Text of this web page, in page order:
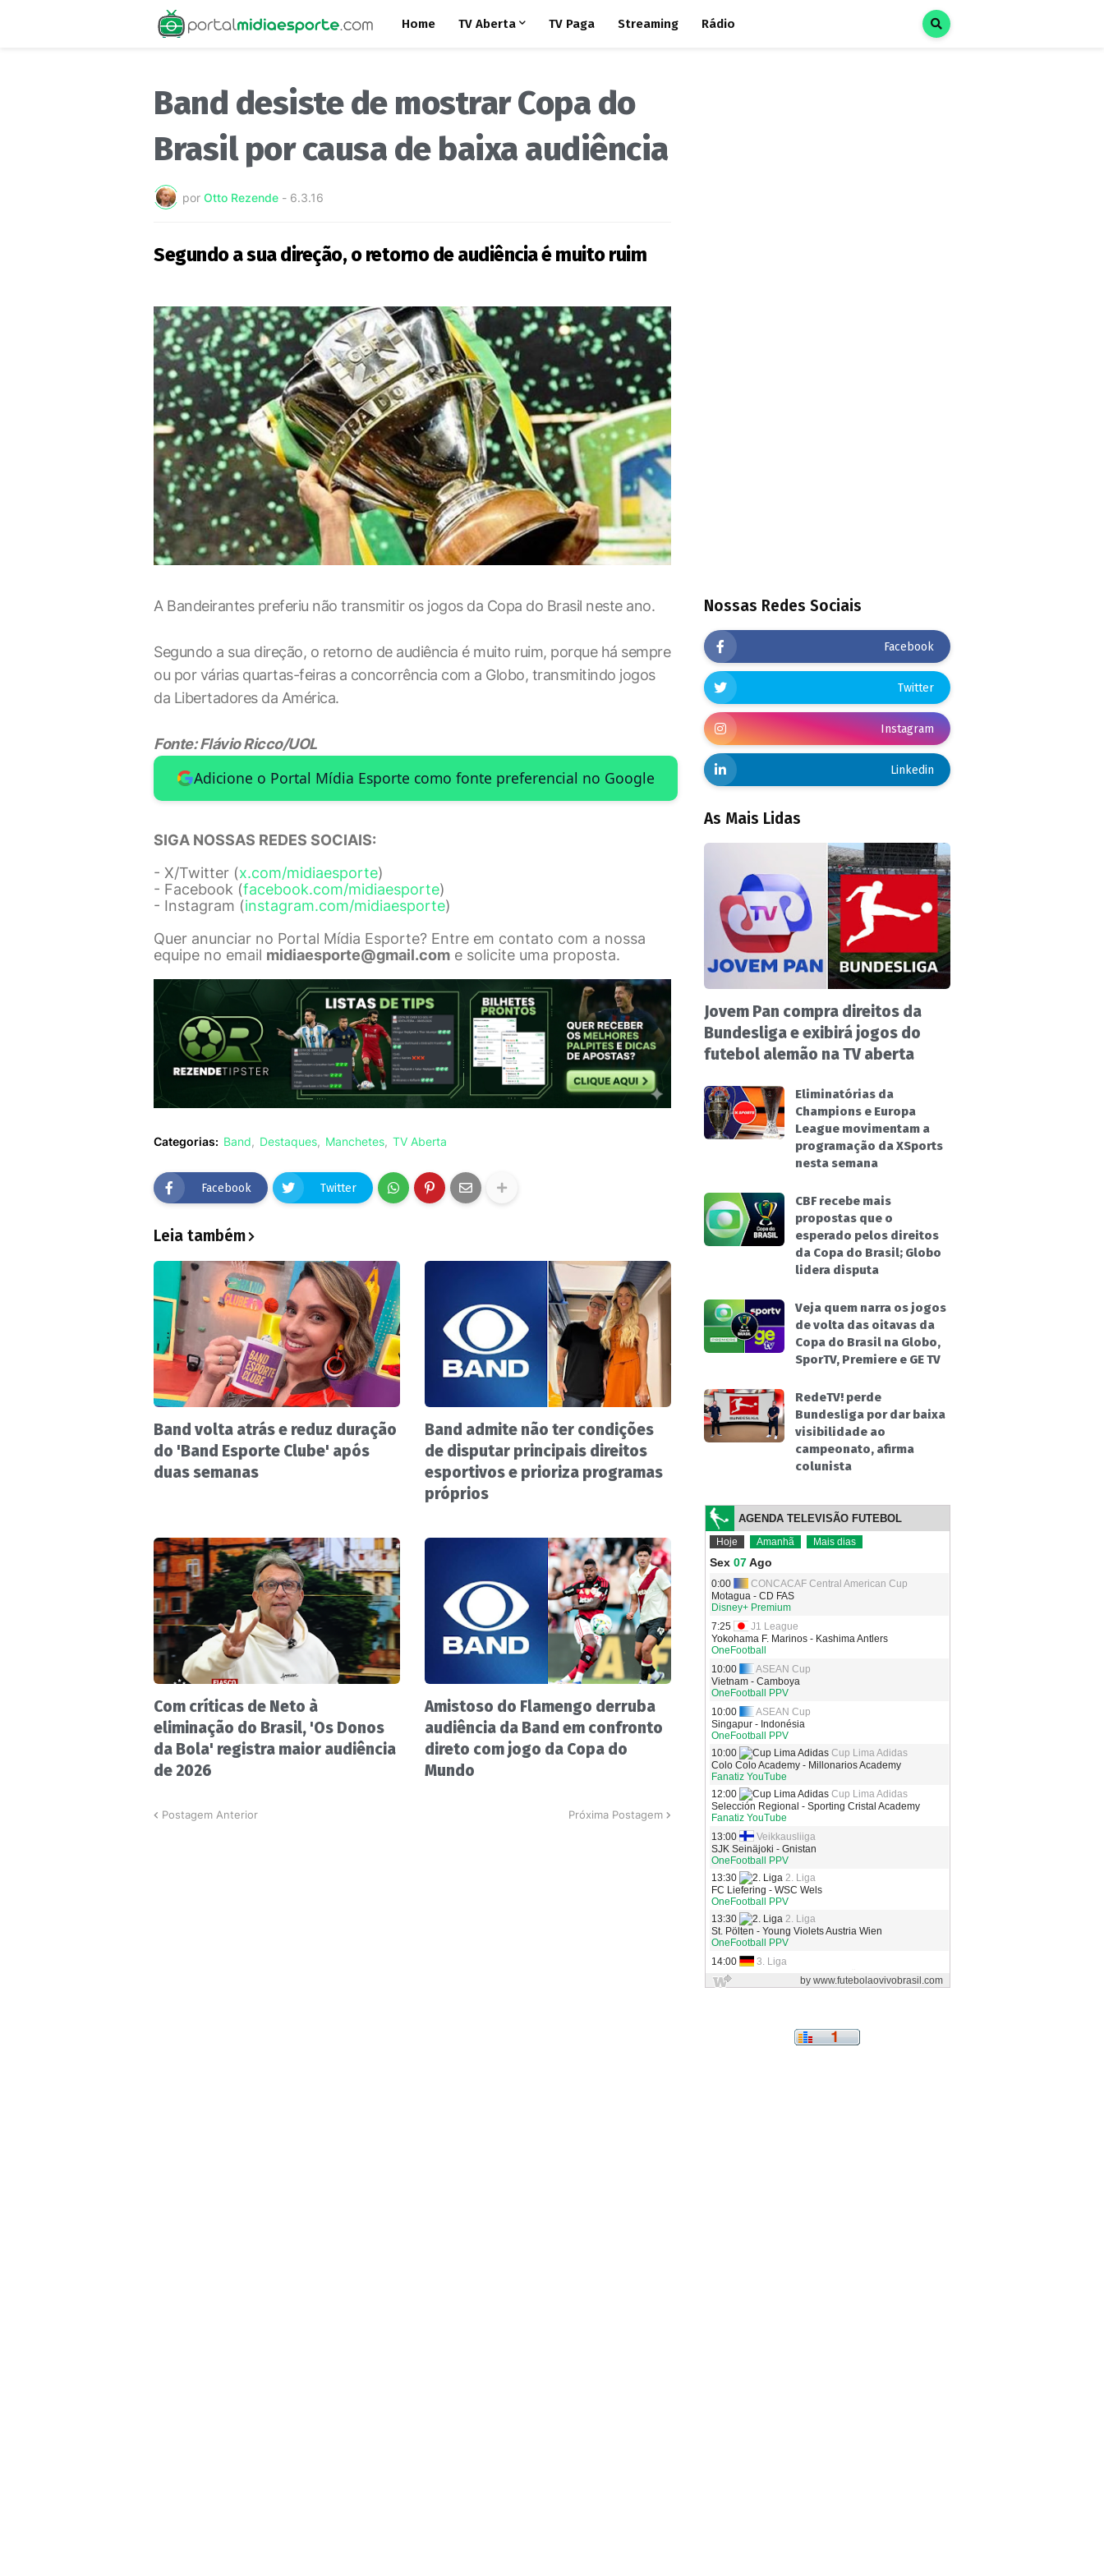
Home TV Aberta TV Paga Streaming Rádio
Band desiste de mostrar Copa do
Brasil por causa de baixa audiência
por Otto Rezende - 6.3.16
Segundo a sua direção, o retorno de audiência é muito ruim
A Bandeirantes preferiu não transmitir os jogos da Copa do Brasil neste ano.
Segundo a sua direção, o retorno de audiência é muito ruim, porque há sempre
ou por várias quartas-feiras a concorrência com a Globo, transmitindo jogos
da Libertadores da América.
Fonte: Flávio Ricco/UOL
Adicione o Portal Mídia Esporte como fonte preferencial no Google
SIGA NOSSAS REDES SOCIAIS:
- X/Twitter (x.com/midiaesporte)
- Facebook (facebook.com/midiaesporte)
- Instagram (instagram.com/midiaesporte)
Quer anunciar no Portal Mídia Esporte? Entre em contato com a nossa
equipe no email midiaesporte@gmail.com e solicite uma proposta.
Categorias: Band Destaques Manchetes TV Aberta
Facebook Twitter
Leia também
Band volta atrás e reduz duração
do 'Band Esporte Clube' após
duas semanas
Band admite não ter condições
de disputar principais direitos
esportivos e prioriza programas
próprios
Com críticas de Neto à
eliminação do Brasil, 'Os Donos
da Bola' registra maior audiência
de 2026
Amistoso do Flamengo derruba
audiência da Band em confronto
direto com jogo da Copa do
Mundo
Postagem Anterior Próxima Postagem
Nossas Redes Sociais
Facebook
Twitter
Instagram
Linkedin
As Mais Lidas
Jovem Pan compra direitos da
Bundesliga e exibirá jogos do
futebol alemão na TV aberta
Eliminatórias da
Champions e Europa
League movimentam a
programação da XSports
nesta semana
CBF recebe mais
propostas que o
esperado pelos direitos
da Copa do Brasil; Globo
lidera disputa
Veja quem narra os jogos
de volta das oitavas da
Copa do Brasil na Globo,
SporTV, Premiere e GE TV
RedeTV! perde
Bundesliga por dar baixa
visibilidade ao
campeonato, afirma
colunista